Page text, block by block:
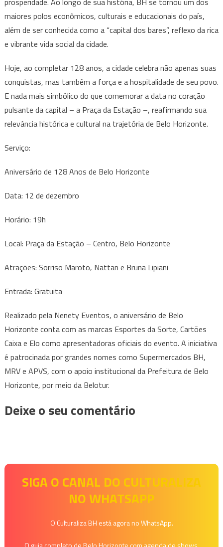
maiores polos econômicos, culturais e educacionais do país,
além de ser conhecida como a “capital dos bares”, reflexo da rica
e vibrante vida social da cidade.
Hoje, ao completar 128 anos, a cidade celebra não apenas suas
conquistas, mas também a força e a hospitalidade de seu povo.
E nada mais simbólico do que comemorar a data no coração
pulsante da capital – a Praça da Estação –, reafirmando sua
relevância histórica e cultural na trajetória de Belo Horizonte.
Serviço:
Aniversário de 128 Anos de Belo Horizonte
Data: 12 de dezembro
Horário: 19h
Local: Praça da Estação – Centro, Belo Horizonte
Atrações: Sorriso Maroto, Nattan e Bruna Lipiani
Entrada: Gratuita
Realizado pela Nenety Eventos, o aniversário de Belo
Horizonte conta com as marcas Esportes da Sorte, Cartões
Caixa e Elo como apresentadoras oficiais do evento. A iniciativa
é patrocinada por grandes nomes como Supermercados BH,
MRV e APVS, com o apoio institucional da Prefeitura de Belo
Horizonte, por meio da Belotur.
Deixe o seu comentário
SIGA O CANAL DO CULTURALIZA
NO WHATSAPP
O Culturaliza BH está agora no WhatsApp.